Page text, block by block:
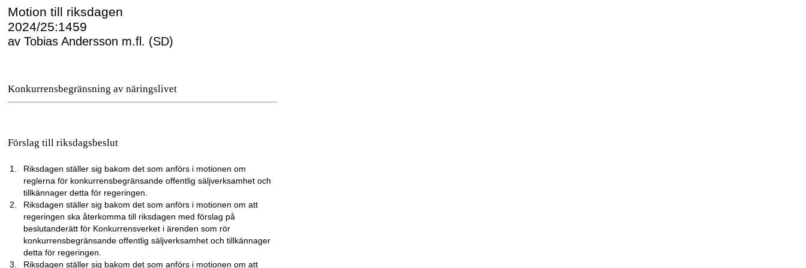
Motion till riksdagen
2024/25:1459
av Tobias Andersson m.fl. (SD)
Konkurrensbegränsning av näringslivet
Förslag till riksdagsbeslut
Riksdagen ställer sig bakom det som anförs i motionen om
reglerna för konkurrensbegränsande offentlig säljverksamhet och
tillkännager detta för regeringen.
Riksdagen ställer sig bakom det som anförs i motionen om att
regeringen ska återkomma till riksdagen med förslag på
beslutanderätt för Konkurrensverket i ärenden som rör
konkurrensbegränsande offentlig säljverksamhet och tillkännager
detta för regeringen.
Riksdagen ställer sig bakom det som anförs i motionen om att